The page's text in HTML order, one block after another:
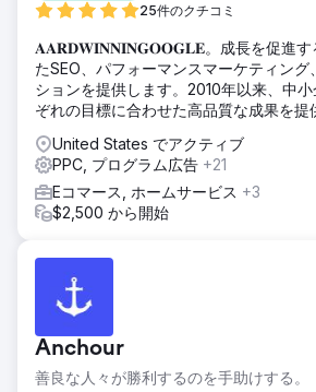
25件のクチコミ
𝐀𝐀𝐑𝐃𝐖𝐈𝐍𝐍𝐈𝐍𝐆𝐎𝐎𝐆𝐋𝐄。成長を促進す
たSEO、パフォーマンスマーケティン
ションを提供します。2010年以来、中
ぞれの目標に合わせた高品質な成果を提
United States でアクティブ
PPC, プログラム広告 +21
Eコマース, ホームサービス +3
$2,500 から開始
Anchour
善良な人々が勝利するのを手助けする。